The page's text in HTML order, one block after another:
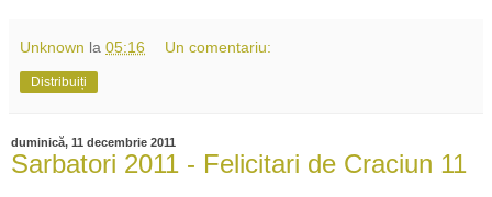
Unknown la 05:16 Un comentariu:
Distribuiți
duminică, 11 decembrie 2011
Sarbatori 2011 - Felicitari de Craciun 11